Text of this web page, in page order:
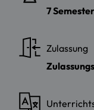
7 Semester
Zulassung